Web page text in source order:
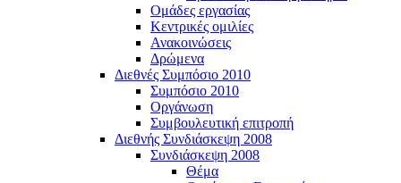
Ομάδες εργασίας
Κεντρικές ομιλίες
Ανακοινώσεις
Δρώμενα
Διεθνές Συμπόσιο 2010
Συμπόσιο 2010
Οργάνωση
Συμβουλευτική επιτροπή
Διεθνής Συνδιάσκεψη 2008
Συνδιάσκεψη 2008
Θέμα